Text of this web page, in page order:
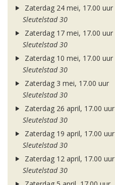
Zaterdag 24 mei, 17.00 uur
Sleutelstad 30
Zaterdag 17 mei, 17.00 uur
Sleutelstad 30
Zaterdag 10 mei, 17.00 uur
Sleutelstad 30
Zaterdag 3 mei, 17.00 uur
Sleutelstad 30
Zaterdag 26 april, 17.00 uur
Sleutelstad 30
Zaterdag 19 april, 17.00 uur
Sleutelstad 30
Zaterdag 12 april, 17.00 uur
Sleutelstad 30